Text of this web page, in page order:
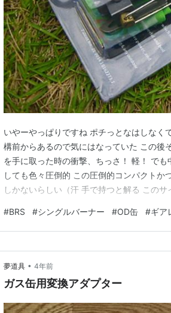
いやーやっぱりですね ポチっとなはしなく
構前からあるので気にはなっていた この後
を手に取った時の衝撃、ちっさ！ 軽！ で
しても色々圧倒的 この圧倒的コンパクト
しかないらしい（汗 手で持つと解る この
だが安定すると青火になる。 んでそのサイ
ろ火から爆炎までちゃんと出…
#BRS #シングルバーナー #OD缶 #ギア
夢道具 • 4年前
ガス缶用変換アダプター